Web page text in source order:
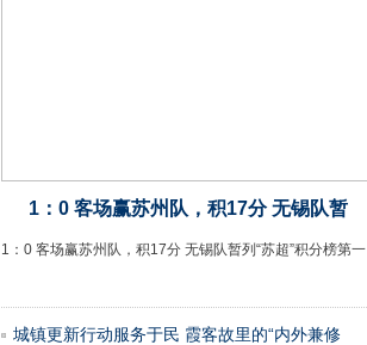
1：0 客场赢苏州队，积17分 无锡队暂
1：0 客场赢苏州队，积17分 无锡队暂列​“苏超”积分榜第一
城镇更新行动服务于民 霞客故里的“内外兼修